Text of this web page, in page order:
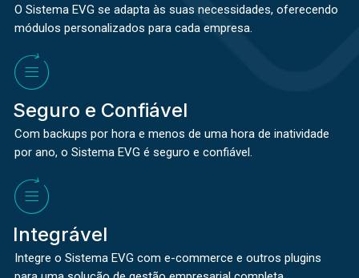
O Sistema EVG se adapta às suas necessidades, oferecendo
módulos personalizados para cada empresa.
Seguro e Confiável
Com backups por hora e menos de uma hora de inatividade
por ano, o Sistema EVG é seguro e confiável.
Integrável
Integre o Sistema EVG com e-commerce e outros plugins